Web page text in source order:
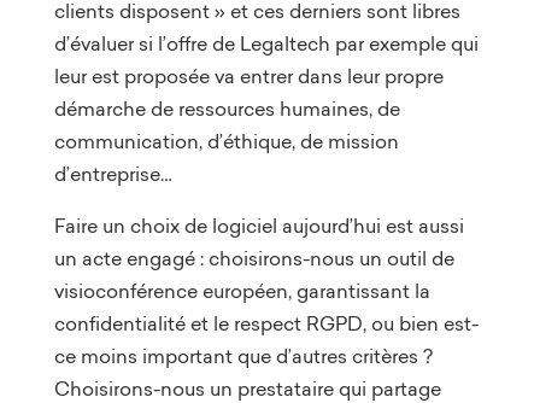
clients disposent » et ces derniers sont libres
d’évaluer si l’offre de Legaltech par exemple qui
leur est proposée va entrer dans leur propre
démarche de ressources humaines, de
communication, d’éthique, de mission
d’entreprise…
Faire un choix de logiciel aujourd’hui est aussi
un acte engagé : choisirons-nous un outil de
visioconférence européen, garantissant la
confidentialité et le respect RGPD, ou bien est-
ce moins important que d’autres critères ?
Choisirons-nous un prestataire qui partage